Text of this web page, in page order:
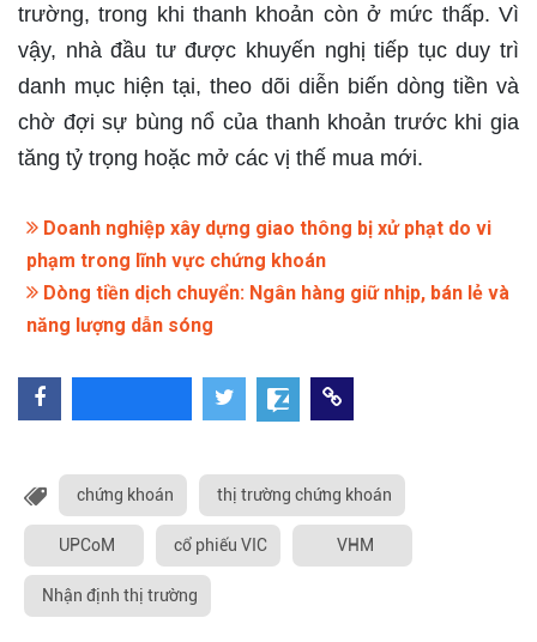
trường, trong khi thanh khoản còn ở mức thấp. Vì
vậy, nhà đầu tư được khuyến nghị tiếp tục duy trì
danh mục hiện tại, theo dõi diễn biến dòng tiền và
chờ đợi sự bùng nổ của thanh khoản trước khi gia
tăng tỷ trọng hoặc mở các vị thế mua mới.
Doanh nghiệp xây dựng giao thông bị xử phạt do vi
phạm trong lĩnh vực chứng khoán
Dòng tiền dịch chuyển: Ngân hàng giữ nhịp, bán lẻ và
năng lượng dẫn sóng
chứng khoán thị trường chứng khoán
UPCoM cổ phiếu VIC VHM
Nhận định thị trường